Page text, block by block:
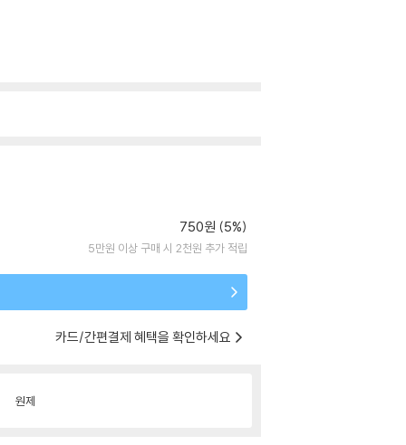
750원 (5%)
5만원 이상 구매 시 2천원 추가 적립
카드/간편결제 혜택을 확인하세요
원제